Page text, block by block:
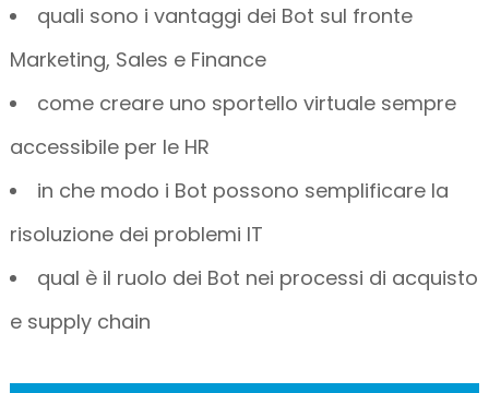
quali sono i vantaggi dei Bot sul fronte
Marketing, Sales e Finance
come creare uno sportello virtuale sempre
accessibile per le HR
in che modo i Bot possono semplificare la
risoluzione dei problemi IT
qual è il ruolo dei Bot nei processi di acquisto
e supply chain